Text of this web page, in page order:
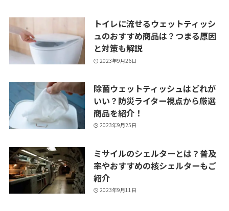
トイレに流せるウェットティッシ
ュのおすすめ商品は？つまる原因
と対策も解説
2023年9月26日
除菌ウェットティッシュはどれが
いい？防災ライター視点から厳選
商品を紹介！
2023年9月25日
ミサイルのシェルターとは？普及
率やおすすめの核シェルターもご
紹介
2023年9月11日